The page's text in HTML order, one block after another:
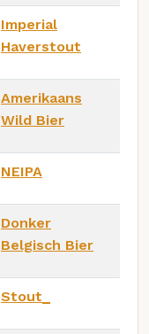
Imperial
Haverstout
Amerikaans
Wild Bier
NEIPA
Donker
Belgisch Bier
Stout_